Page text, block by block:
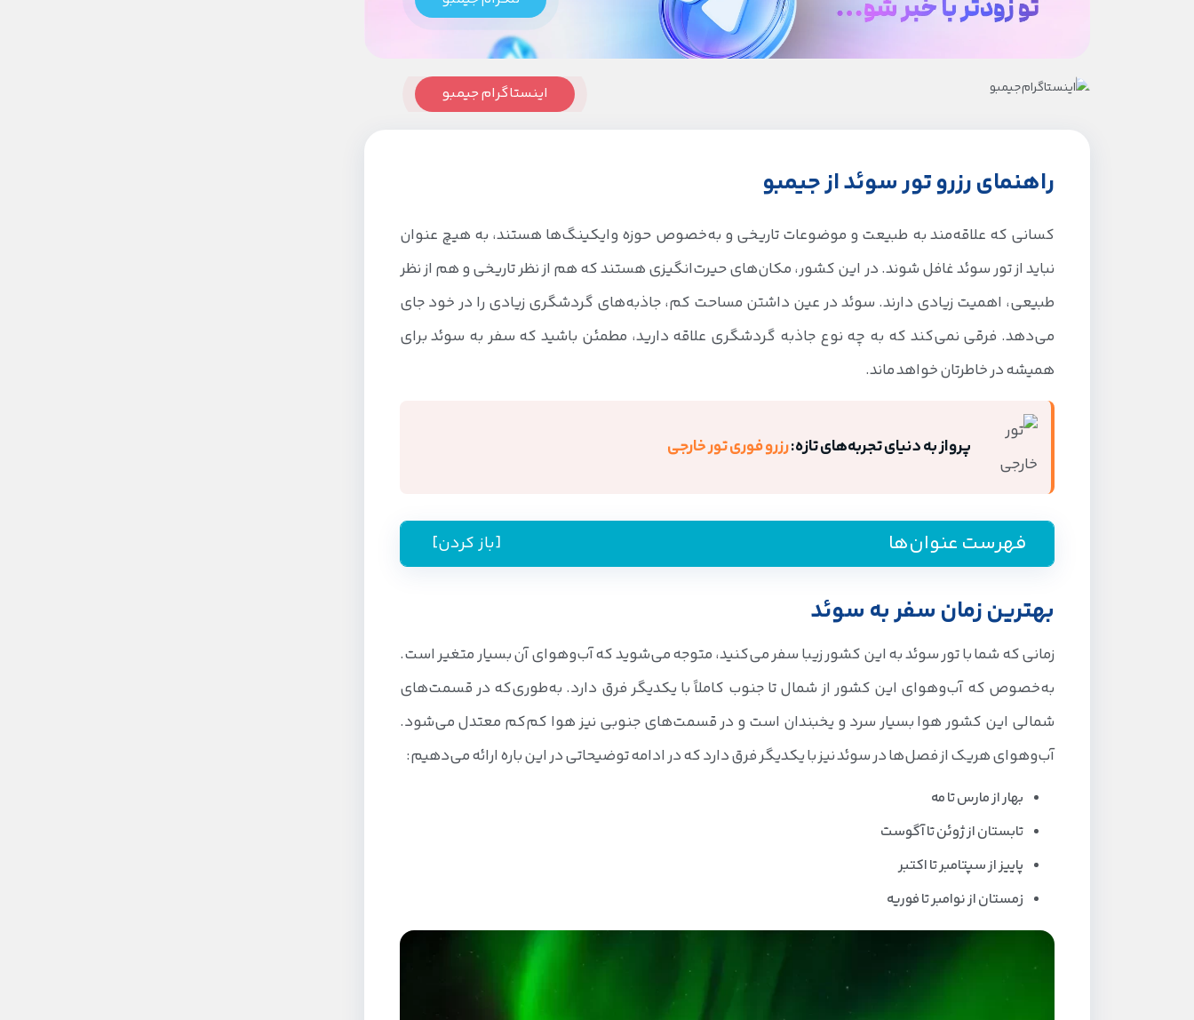
اینستاگرام جیمبو
راهنمای رزرو تور سوئد از جیمبو
کسانی که علاقه‌مند به طبیعت و موضوعات تاریخی و به‌خصوص حوزه وایکینگ‌ها هستند، به هیچ عنوان
نباید از تور سوئد غافل شوند. در این کشور، مکان‌های حیرت‌انگیزی هستند که هم از نظر تاریخی و هم از نظر
طبیعی، اهمیت زیادی دارند. سوئد در عین داشتن مساحت کم، جاذبه‌های گردشگری زیادی را در خود جای
می‌دهد. فرقی نمی‌کند که به چه نوع جاذبه گردشگری علاقه دارید، مطمئن باشید که سفر به سوئد برای
همیشه در خاطرتان خواهد ماند.
پرواز به دنیای تجربه‌های تازه:رزرو فوری تور خارجی
فهرست عنوان‌ها [باز کردن]
بهترین زمان سفر به سوئد
تور سوئد بهار
تور سوئد تابستان
تور سوئد پاییز
تور سوئد زمستان
تور سوئد و شرایط اخذ ویزا
جاذبه‌های گردشگری کشور سوئد
بهترین زمان سفر به سوئد
زمانی که شما با تور سوئد به این کشور زیبا سفر می‌کنید، متوجه می‌شوید که آب‌وهوای آن بسیار متغیر است.
به‌خصوص که آب‌وهوای این کشور از شمال تا جنوب کاملاً با یکدیگر فرق دارد. به‌طوری‌که در قسمت‌های
شمالی این کشور هوا بسیار سرد و یخبندان است و در قسمت‌های جنوبی نیز هوا کم‌کم معتدل می‌شود.
آب‌وهوای هریک از فصل‌ها در سوئد نیز با یکدیگر فرق دارد که در ادامه توضیحاتی در این باره ارائه می‌دهیم:
بهار از مارس تا مه
تابستان از ژوئن تا آگوست
پاییز از سپتامبر تا اکتبر
زمستان از نوامبر تا فوریه